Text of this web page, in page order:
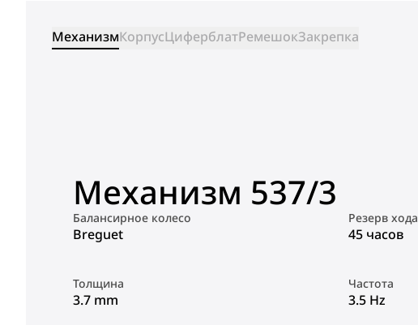
МеханизмКорпусЦиферблатРемешокЗакрепка
Механизм 537/3
Балансирное колесо
Breguet
Резерв хода
45 часов
Толщина
3.7 mm
Частота
3.5 Hz